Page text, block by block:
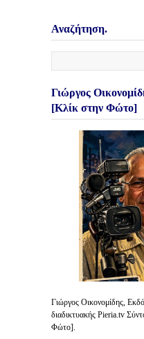
Αναζήτηση.
Γιώργος
[Κλίκ στην Φώτο]
Γιώργος Οικονομίδης,
διαδικτυακής Pieria.tv
Φώτο].